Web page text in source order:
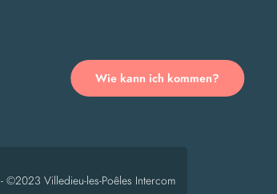
Wie kann ich kommen?
- ©2023 Villedieu-les-Poêles Intercom